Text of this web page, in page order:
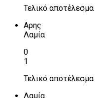
Τελικό αποτέλεσμα
Αρης
Λαμία
0
1
Τελικό αποτέλεσμα
Λαμία